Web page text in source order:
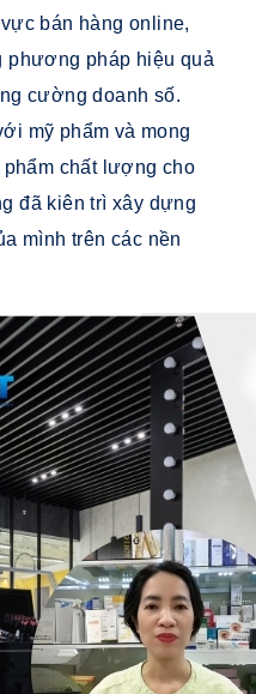
bán hàng online,
phương pháp hiệu quả
cường doanh số.
mỹ phẩm và mong
chất lượng cho
đã kiên trì xây dựng
mình trên các nền